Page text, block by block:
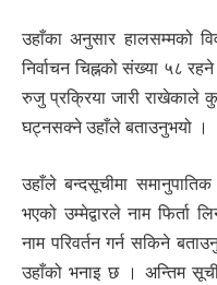
उहाँका अनुसार हालसम्मको
निर्वाचन चिह्नको संख्या ५८
रुजु प्रक्रिया जारी राखेकाले
घट्नसक्ने उहाँले बताउनुभयो ।
उहाँले बन्दसूचीमा
भएको उम्मेद्वारले नाम फिर्ता
नाम परिवर्तन गर्न सकिने
उहाँको भनाइ छ । अन्तिम